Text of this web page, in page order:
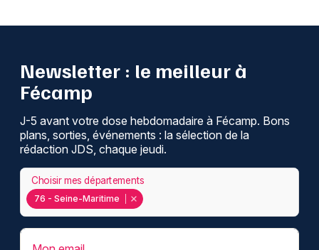
Newsletter : le meilleur à
Fécamp
J-5 avant votre dose hebdomadaire à Fécamp. Bons
plans, sorties, événements : la sélection de la
rédaction JDS, chaque jeudi.
76 - Seine-Maritime
Choisir mes départements